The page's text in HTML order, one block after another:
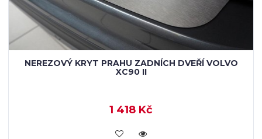
NEREZOVÝ KRYT PRAHU ZADNÍCH DVEŘÍ VOLVO
XC90 II
1 418 Kč
KOUPIT